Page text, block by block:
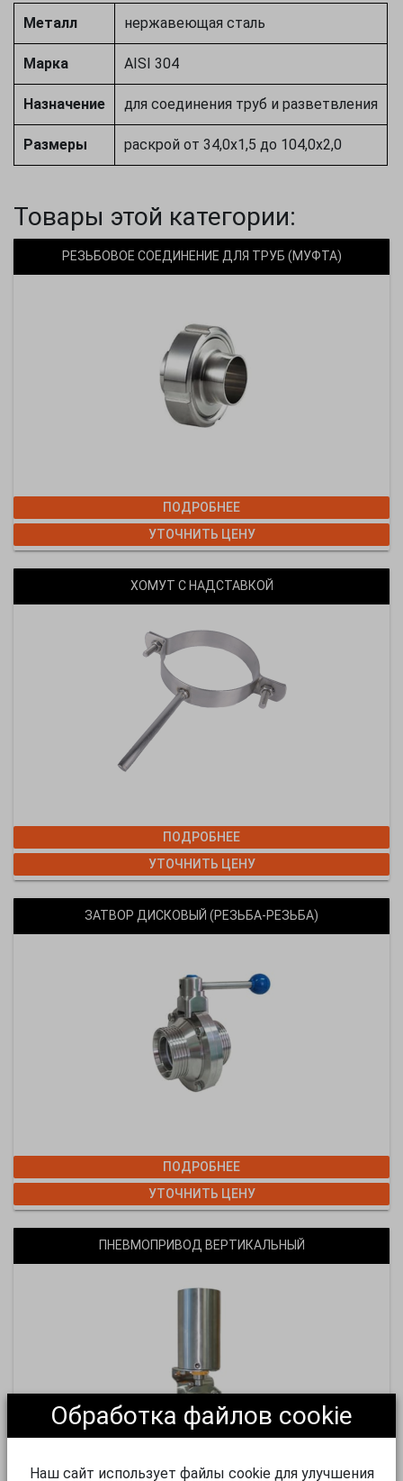
Металл нержавеющая сталь
Марка AISI 304
Назначение для соединения труб и разветвления
Размеры раскрой от 34,0х1,5 до 104,0х2,0
Товары этой категории:
РЕЗЬБОВОЕ СОЕДИНЕНИЕ ДЛЯ ТРУБ (МУФТА)
ПОДРОБНЕЕ
УТОЧНИТЬ ЦЕНУ
ХОМУТ С НАДСТАВКОЙ
ПОДРОБНЕЕ
УТОЧНИТЬ ЦЕНУ
ЗАТВОР ДИСКОВЫЙ (РЕЗЬБА-РЕЗЬБА)
ПОДРОБНЕЕ
УТОЧНИТЬ ЦЕНУ
ПНЕВМОПРИВОД ВЕРТИКАЛЬНЫЙ
Обработка файлов cookie
Наш сайт использует файлы cookie для улучшения